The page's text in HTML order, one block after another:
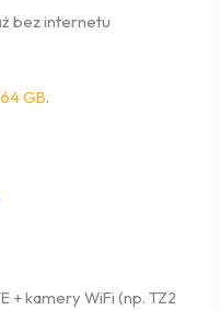
bez internetu
GB.
+ kamery WiFi (np. TZ2